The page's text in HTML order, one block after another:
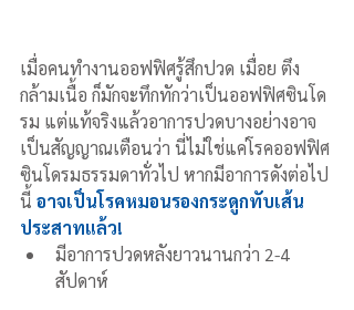
เมื่อคนทำงานออฟฟิศรู้สึกปวด เมื่อย ตึง
กล้ามเนื้อ ก็มักจะทึกทักว่าเป็นออฟฟิศซินโด
รม แต่แท้จริงแล้วอาการปวดบางอย่างอาจ
เป็นสัญญาณเตือนว่า นี่ไม่ใช่แค่โรคออฟฟิศ
ซินโดรมธรรมดาทั่วไป หากมีอาการดังต่อไป
นี้ อาจเป็นโรคหมอนรองกระดูกทับเส้น
ประสาทแล้ว!
มีอาการปวดหลังยาวนานกว่า 2-4
สัปดาห์